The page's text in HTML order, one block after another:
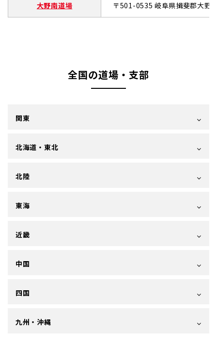
大野南道場 〒501-0535 岐阜県揖斐郡大野
全国の道場・支部
関東
北海道・東北
北陸
東海
近畿
中国
四国
九州・沖縄